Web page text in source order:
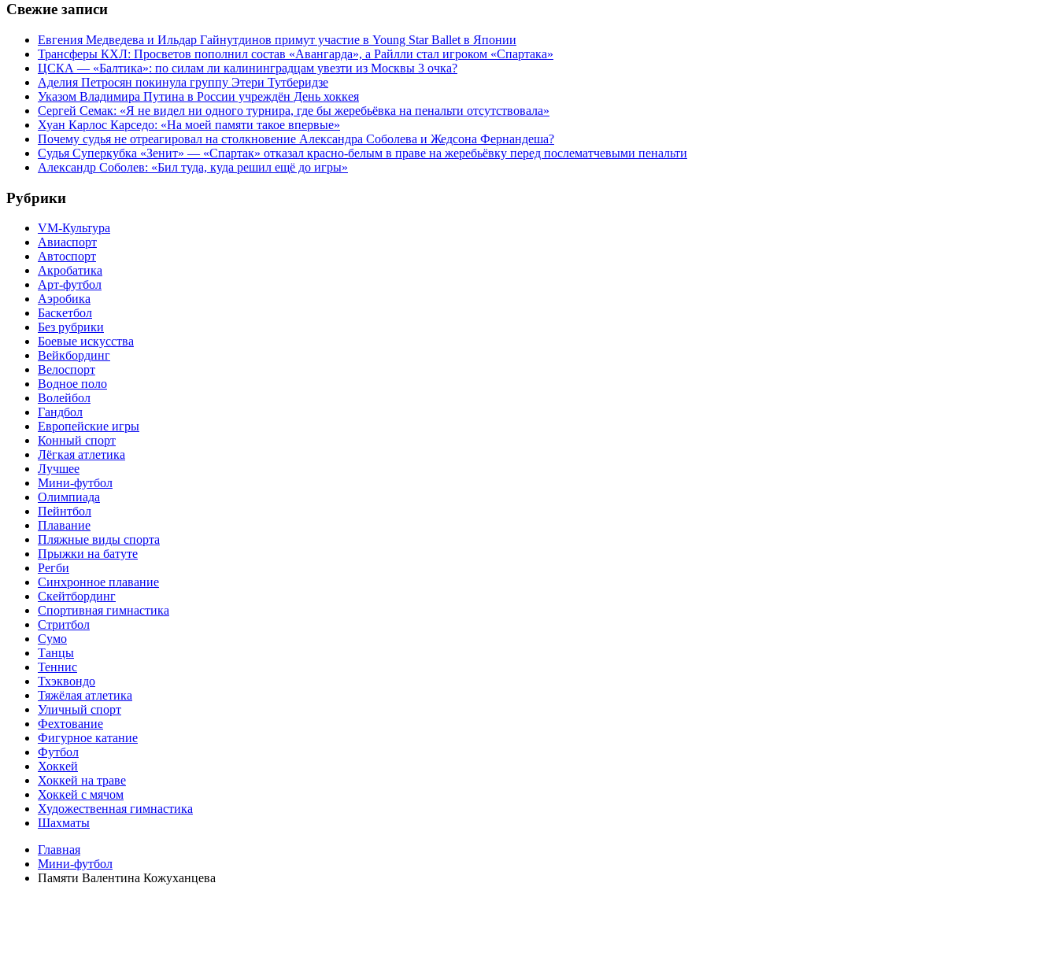
Свежие записи
Евгения Медведева и Ильдар Гайнутдинов примут участие в Young Star Ballet в Японии
Трансферы КХЛ: Просветов пополнил состав «Авангарда», а Райлли стал игроком «Спартака»
ЦСКА — «Балтика»: по силам ли калининградцам увезти из Москвы 3 очка?
Аделия Петросян покинула группу Этери Тутберидзе
Указом Владимира Путина в России учреждён День хоккея
Сергей Семак: «Я не видел ни одного турнира, где бы жеребьёвка на пенальти отсутствовала»
Хуан Карлос Карседо: «На моей памяти такое впервые»
Почему судья не отреагировал на столкновение Александра Соболева и Жедсона Фернандеша?
Судья Суперкубка «Зенит» — «Спартак» отказал красно-белым в праве на жеребьёвку перед послематчевыми пенальти
Александр Соболев: «Бил туда, куда решил ещё до игры»
Рубрики
VM-Культура
Авиаспорт
Автоспорт
Акробатика
Арт-футбол
Аэробика
Баскетбол
Без рубрики
Боевые искусства
Вейкбординг
Велоспорт
Водное поло
Волейбол
Гандбол
Европейские игры
Конный спорт
Лёгкая атлетика
Лучшее
Мини-футбол
Олимпиада
Пейнтбол
Плавание
Пляжные виды спорта
Прыжки на батуте
Регби
Синхронное плавание
Скейтбординг
Спортивная гимнастика
Стритбол
Сумо
Танцы
Теннис
Тхэквондо
Тяжёлая атлетика
Уличный спорт
Фехтование
Фигурное катание
Футбол
Хоккей
Хоккей на траве
Хоккей с мячом
Художественная гимнастика
Шахматы
Главная
Мини-футбол
Памяти Валентина Кожуханцева